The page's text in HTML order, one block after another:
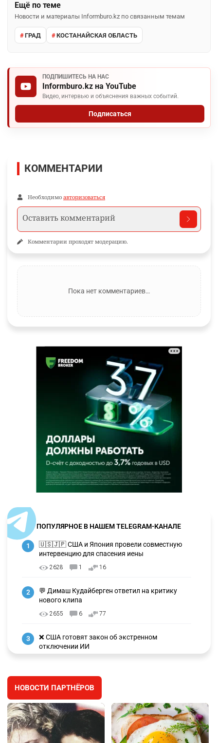
Ещё по теме
Новости и материалы Informburo.kz по связанным темам
ГРАД КОСТАНАЙСКАЯ ОБЛАСТЬ
ПОДПИШИТЕСЬ НА НАС
Informburo.kz на YouTube
Видео, интервью и объяснения важных событий.
Подписаться
КОММЕНТАРИИ
Необходимо авторизоваться
Комментарии проходят модерацию.
Пока нет комментариев…
ПОПУЛЯРНОЕ В НАШЕМ TELEGRAM-КАНАЛЕ
1
🇺🇸🇯🇵 США и Япония провели совместную
интервенцию для спасения иены
2628 1 16
2
💬 Димаш Кудайберген ответил на критику
нового клипа
2655 6 77
3
❌ США готовят закон об экстренном
отключении ИИ
4
🗣 Мужчина сказал тост на свадьбе и
заработал уголовное дело
2336 11 79
5
🗣Глава государства направил телеграмму
соболезнования родным и близким Халық
НОВОСТИ ПАРТНЁРОВ